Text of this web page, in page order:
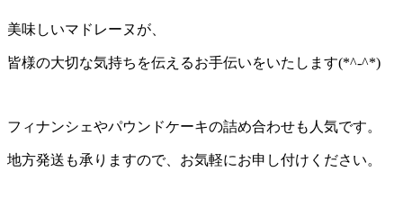
美味しいマドレーヌが、
皆様の大切な気持ちを伝えるお手伝いをいたします(*^-^*)
フィナンシェやパウンドケーキの詰め合わせも人気です。
地方発送も承りますので、お気軽にお申し付けください。